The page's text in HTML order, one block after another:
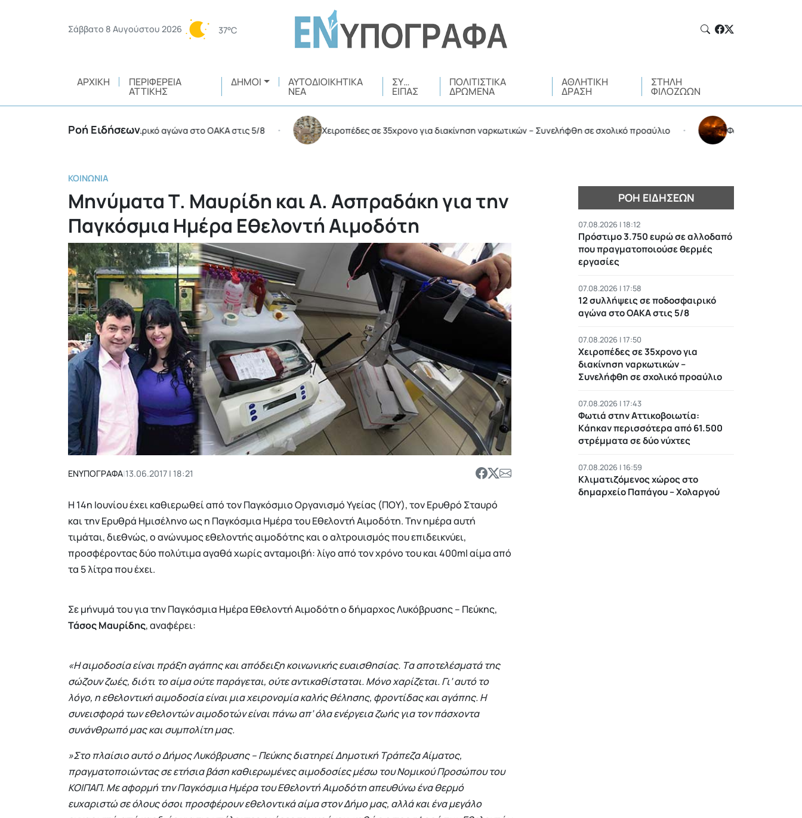
Σάββατο 8 Αυγούστου 2026 37°C
ΑΡΧΙΚΉ ΠΕΡΙΦΈΡΕΙΑ
ΑΤΤΙΚΉΣ
ΔΉΜΟΙ ΑΥΤΟΔΙΟΙΚΗΤΙΚΆ
ΝΈΑ
ΣΥ…
ΕΊΠΑΣ
ΠΟΛΙΤΙΣΤΙΚΆ
ΔΡΏΜΕΝΑ
ΑΘΛΗΤΙΚΉ
ΔΡΆΣΗ
ΣΤΉΛΗ
ΦΙΛΌΖΩΩΝ
Ροή Ειδήσεων
12 συλλήψεις σε ποδοσφαιρικό αγώνα στο ΟΑΚΑ στις 5/8 • Χειροπέδες σε 35χρονο για διακίνηση ναρκωτικών – Συνελήφθη σε σχολικό προαύλιο • Φωτιά στην
ΚΟΙΝΩΝΊΑ
Μηνύματα Τ. Μαυρίδη και Α. Ασπραδάκη για την
Παγκόσμια Ημέρα Εθελοντή Αιμοδότη
ΕΝΥΠΟΓΡΑΦΑ|13.06.2017 | 18:21
Η 14η Ιουνίου έχει καθιερωθεί από τον Παγκόσμιο Οργανισμό Υγείας (ΠΟΥ), τον Ερυθρό Σταυρό
και την Ερυθρά Ημισέληνο ως η Παγκόσμια Ημέρα του Εθελοντή Αιμοδότη. Την ημέρα αυτή
τιμάται, διεθνώς, ο ανώνυμος εθελοντής αιμοδότης και ο αλτρουισμός που επιδεικνύει,
προσφέροντας δύο πολύτιμα αγαθά χωρίς ανταμοιβή: λίγο από τον χρόνο του και 400ml αίμα από
τα 5 λίτρα που έχει.
Σε μήνυμά του για την Παγκόσμια Ημέρα Εθελοντή Αιμοδότη ο δήμαρχος Λυκόβρυσης – Πεύκης,
Τάσος Μαυρίδης, αναφέρει:
«Η αιμοδοσία είναι πράξη αγάπης και απόδειξη κοινωνικής ευαισθησίας. Tα αποτελέσματά της
σώζουν ζωές, διότι το αίμα ούτε παράγεται, ούτε αντικαθίσταται. Μόνο χαρίζεται. Γι’ αυτό το
λόγο, η εθελοντική αιμοδοσία είναι μια χειρονομία καλής θέλησης, φροντίδας και αγάπης. Η
συνεισφορά των εθελοντών αιμοδοτών είναι πάνω απ’ όλα ενέργεια ζωής για τον πάσχοντα
συνάνθρωπό μας και συμπολίτη μας.
»Στο πλαίσιο αυτό ο Δήμος Λυκόβρυσης – Πεύκης διατηρεί Δημοτική Τράπεζα Αίματος,
πραγματοποιώντας σε ετήσια βάση καθιερωμένες αιμοδοσίες μέσω του Νομικού Προσώπου του
ΚΟΙΠΑΠ. Με αφορμή την Παγκόσμια Ημέρα του Εθελοντή Αιμοδότη απευθύνω ένα θερμό
ευχαριστώ σε όλους όσοι προσφέρουν εθελοντικά αίμα στον Δήμο μας, αλλά και ένα μεγάλο
ΡΟΉ ΕΙΔΉΣΕΩΝ
07.08.2026 | 18:12
Πρόστιμο 3.750 ευρώ σε αλλοδαπό
που πραγματοποιούσε θερμές
εργασίες
07.08.2026 | 17:58
12 συλλήψεις σε ποδοσφαιρικό
αγώνα στο ΟΑΚΑ στις 5/8
07.08.2026 | 17:50
Χειροπέδες σε 35χρονο για
διακίνηση ναρκωτικών –
Συνελήφθη σε σχολικό προαύλιο
07.08.2026 | 17:43
Φωτιά στην Αττικοβοιωτία:
Kάηκαν περισσότερα από 61.500
στρέμματα σε δύο νύχτες
07.08.2026 | 16:59
Κλιματιζόμενος χώρος στο
δημαρχείο Παπάγου – Χολαργού